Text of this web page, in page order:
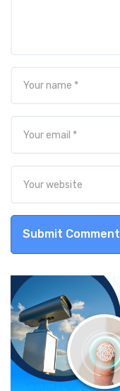
Submit Comment